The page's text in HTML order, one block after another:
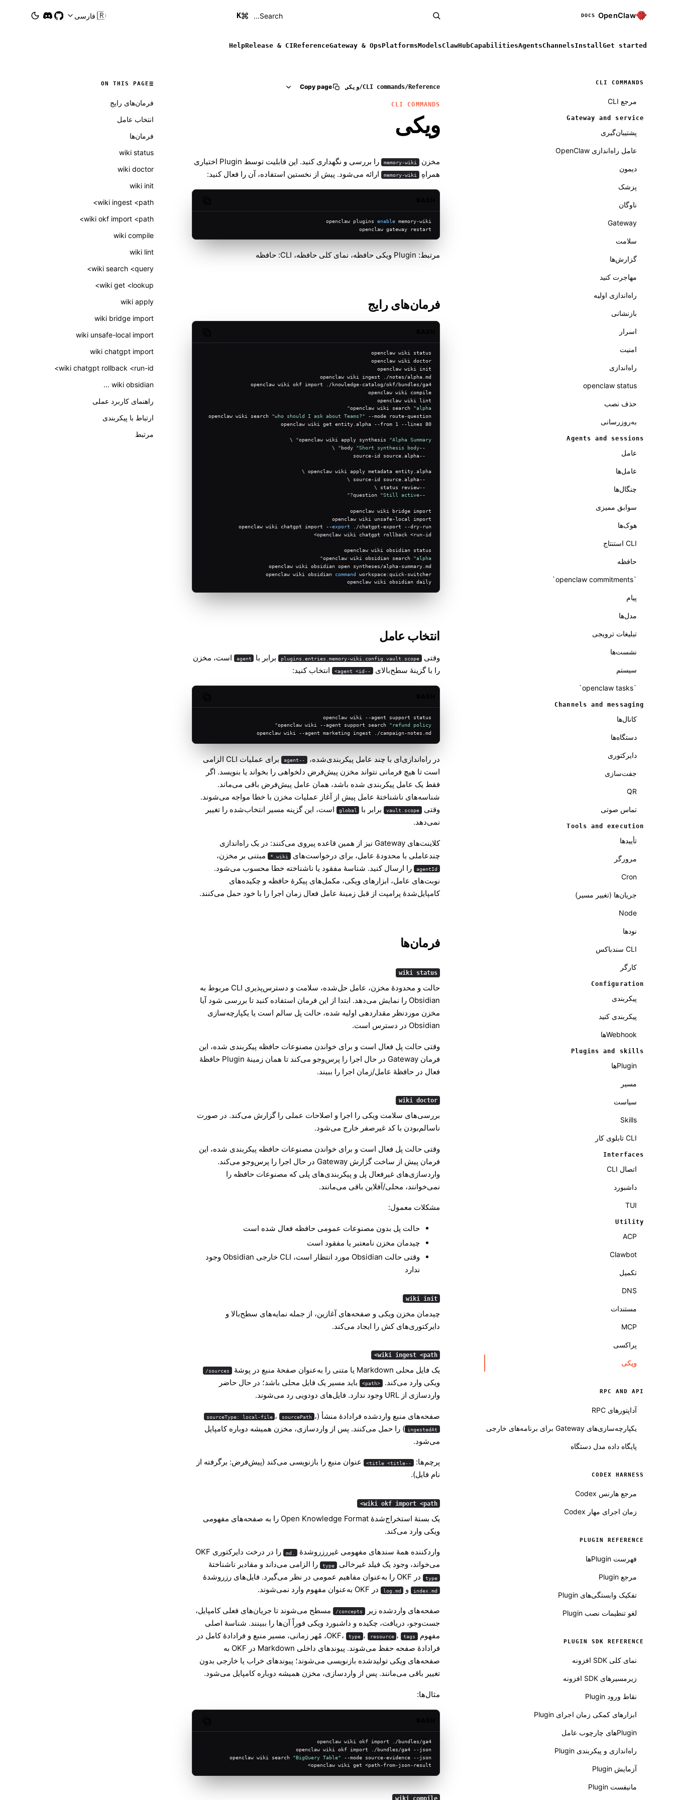
OpenClaw
DOCS
Search...
K
🇮🇷فارسی
Get started
Install
Channels
Agents
Capabilities
ClawHub
Models
Platforms
Gateway & Ops
Reference
Release & CI
Help
CLI COMMANDS
مرجع CLI
Gateway and service
پشتیبان‌گیری
عامل راه‌اندازی OpenClaw
دیمون
پزشک
ناوگان
Gateway
سلامت
گزارش‌ها
مهاجرت کنید
راه‌اندازی اولیه
بازنشانی
اسرار
امنیت
راه‌اندازی
openclaw status
حذف نصب
به‌روزرسانی
Agents and sessions
عامل
عامل‌ها
چنگال‌ها
سوابق ممیزی
هوک‌ها
CLI استنتاج
حافظه
`openclaw commitments`
پیام
مدل‌ها
تبلیغات ترویجی
نشست‌ها
سیستم
`openclaw tasks`
Channels and messaging
کانال‌ها
دستگاه‌ها
دایرکتوری
جفت‌سازی
QR
تماس صوتی
Tools and execution
تأییدها
مرورگر
Cron
جریان‌ها (تغییر مسیر)
Node
نودها
CLI سندباکس
کارگر
Configuration
پیکربندی
پیکربندی کنید
Webhookها
Plugins and skills
Pluginها
مسیر
سیاست
Skills
CLI تابلوی کار
Interfaces
اتصال CLI
داشبورد
TUI
Utility
ACP
Clawbot
تکمیل
DNS
مستندات
MCP
پراکسی
ویکی
RPC AND API
آداپتورهای RPC
یکپارچه‌سازی‌های Gateway برای برنامه‌های خارجی
پایگاه داده مدل دستگاه
CODEX HARNESS
مرجع هارنس Codex
زمان اجرای مهار Codex
PLUGIN REFERENCE
فهرست Pluginها
مرجع Plugin
تفکیک وابستگی‌های Plugin
لغو تنظیمات نصب Plugin
PLUGIN SDK REFERENCE
نمای کلی SDK افزونه
زیرمسیرهای SDK افزونه
نقاط ورود Plugin
ابزارهای کمکی زمان اجرای Plugin
Pluginهای چارچوب عامل
راه‌اندازی و پیکربندی Plugin
آزمایش Plugin
مانیفست Plugin
Reference
/
CLI commands
/ویکی Copy page
CLI COMMANDS
ویکی
مخزن memory-wiki
را بررسی و نگهداری کنید. این قابلیت توسط Plugin اختیاری
همراهِ
memory-wiki ارائه می‌شود. پیش از نخستین استفاده، آن را فعال کنید:
openclaw plugins enable memory-wiki
openclaw gateway restart
مرتبط: Plugin ویکی حافظه ، نمای کلی حافظه، CLI: حافظه
فرمان‌های رایج
openclaw wiki status
openclaw wiki doctor
openclaw wiki init
openclaw wiki ingest ./notes/alpha.md
openclaw wiki okf import ./knowledge-catalog/okf/bundles/ga4
openclaw wiki compile
openclaw wiki lint
openclaw wiki search "alpha"
openclaw wiki search "who should I ask about Teams?" --mode route-question
openclaw wiki get entity.alpha --from 1 --lines 80
openclaw wiki apply synthesis "Alpha Summary"
\
  --body
"Short synthesis body"
\
  --source-id source.alpha
openclaw wiki apply metadata entity.alpha \
  --source-id source.alpha \
  --status review \
  --question
"Still active?"
openclaw wiki bridge import
openclaw wiki unsafe-local import
openclaw wiki chatgpt import --export ./chatgpt-export --dry-run
openclaw wiki chatgpt rollback <run-id>
openclaw wiki obsidian status
openclaw wiki obsidian search "alpha"
openclaw wiki obsidian open syntheses/alpha-summary.md
openclaw wiki obsidian command workspace:quick-switcher
openclaw wiki obsidian daily
انتخاب عامل
وقتی plugins.entries.memory-wiki.config.vault.scope برابر با agent
است، مخزن
را با گزینهٔ سطح‌بالای
--agent <id> انتخاب کنید:
openclaw wiki --agent support status
openclaw wiki --agent support search "refund policy"
openclaw wiki --agent marketing ingest ./campaign-notes.md
در راه‌اندازی‌ای با چند عامل پیکربندی‌شده، --agent
برای عملیات CLI الزامی
است تا هیچ فرمانی نتواند مخزن پیش‌فرض دلخواهی را بخواند یا بنویسد. اگر
فقط یک عامل پیکربندی شده باشد، همان عامل پیش‌فرض باقی می‌ماند.
شناسه‌های ناشناختهٔ عامل پیش از آغاز عملیات مخزن با خطا مواجه می‌شوند.
وقتی
vault.scope برابر با global
است، این گزینه مسیر انتخاب‌شده را تغییر
نمی‌دهد.
کلاینت‌های Gateway نیز از همین قاعده پیروی می‌کنند: در یک راه‌اندازی
چندعاملی با محدودهٔ عامل، برای درخواست‌های
wiki.* مبتنی بر مخزن،
agentId را ارسال کنید. شناسهٔ مفقود یا ناشناخته خطا محسوب می‌شود.
نوبت‌های عامل، ابزارهای ویکی، مکمل‌های پیکرهٔ حافظه و چکیده‌های
کامپایل‌شدهٔ پرامپت از قبل زمینهٔ عامل فعال زمان اجرا را با خود حمل می‌کنند.
فرمان‌ها
wiki status
حالت و محدودهٔ مخزن، عامل حل‌شده، سلامت و دسترس‌پذیری CLI مربوط به
Obsidian را نمایش می‌دهد. ابتدا از این فرمان استفاده کنید تا بررسی شود آیا
مخزن موردنظر مقداردهی اولیه شده، حالت پل سالم است یا یکپارچه‌سازی
Obsidian در دسترس است.
وقتی حالت پل فعال است و برای خواندن مصنوعات حافظه پیکربندی شده، این
فرمان Gateway در حال اجرا را پرس‌وجو می‌کند تا همان زمینهٔ Plugin حافظهٔ
فعال در حافظهٔ عامل/زمان اجرا را ببیند.
wiki doctor
بررسی‌های سلامت ویکی را اجرا و اصلاحات عملی را گزارش می‌کند. در صورت
ناسالم‌بودن با کد غیرصفر خارج می‌شود.
وقتی حالت پل فعال است و برای خواندن مصنوعات حافظه پیکربندی شده، این
فرمان پیش از ساخت گزارش Gateway در حال اجرا را پرس‌وجو می‌کند.
واردسازی‌های غیرفعال پل و پیکربندی‌های پلی که مصنوعات حافظه را
نمی‌خوانند، محلی/آفلاین باقی می‌مانند.
مشکلات معمول:
حالت پل بدون مصنوعات عمومی حافظه فعال شده است
چیدمان مخزن نامعتبر یا مفقود است
وقتی حالت Obsidian مورد انتظار است، CLI خارجی Obsidian وجود
ندارد
wiki init
چیدمان مخزن ویکی و صفحه‌های آغازین، از جمله نمایه‌های سطح‌بالا و
دایرکتوری‌های کش را ایجاد می‌کند.
wiki ingest <path>
یک فایل محلی Markdown یا متنی را به‌عنوان صفحهٔ منبع در پوشهٔ sources/
ویکی وارد می‌کند. <path>
باید مسیر یک فایل محلی باشد؛ در حال حاضر
واردسازی از URL وجود ندارد. فایل‌های دودویی رد می‌شوند.
صفحه‌های منبع واردشده فرادادهٔ منشأ ( sourceType: local-file ، sourcePath ،
ingestedAt ) را حمل می‌کنند. پس از واردسازی، مخزن همیشه دوباره کامپایل
می‌شود.
پرچم‌ها: --title <title>
عنوان منبع را بازنویسی می‌کند (پیش‌فرض: برگرفته از
نام فایل).
wiki okf import <path>
یک بستهٔ استخراج‌شدهٔ Open Knowledge Format را به صفحه‌های مفهومی
ویکی وارد می‌کند.
واردکننده همهٔ سندهای مفهومی غیررزروشدهٔ
را در درخت دایرکتوری OKF
می‌خواند، وجود یک فیلد غیرخالی
type را الزامی می‌داند و مقادیر ناشناختهٔ
type در OKF را به‌عنوان مفاهیم عمومی در نظر می‌گیرد. فایل‌های رزروشدهٔ
index.md و log.md در OKF به‌عنوان مفهوم وارد نمی‌شوند.
صفحه‌های واردشده زیر concepts/
مسطح می‌شوند تا جریان‌های فعلی کامپایل،
جست‌وجو، دریافت، چکیده و داشبورد ویکی فوراً آن‌ها را ببینند. شناسهٔ اصلی
مفهوم OKF،
type ، resource ، tags
، مُهر زمانی، مسیر منبع و فرادادهٔ کامل در
فرادادهٔ صفحه حفظ می‌شوند. پیوندهای داخلی Markdown در OKF به
صفحه‌های ویکی تولیدشده بازنویسی می‌شوند؛ پیوندهای خراب یا خارجی بدون
تغییر باقی می‌مانند. پس از واردسازی، مخزن همیشه دوباره کامپایل می‌شود.
مثال‌ها:
openclaw wiki okf import ./bundles/ga4
openclaw wiki okf import ./bundles/ga4 --json
openclaw wiki search "BigQuery Table" --mode source-evidence --json
openclaw wiki get <path-from-json-result>
wiki compile
ON THIS PAGE
فرمان‌های رایج
انتخاب عامل
فرمان‌ها
wiki status
wiki doctor
wiki init
wiki ingest <path>
wiki okf import <path>
wiki compile
wiki lint
wiki search <query>
wiki get <lookup>
wiki apply
wiki bridge import
wiki unsafe-local import
wiki chatgpt import
wiki chatgpt rollback <run-id>
wiki obsidian ...
راهنمای کاربرد عملی
ارتباط با پیکربندی
مرتبط